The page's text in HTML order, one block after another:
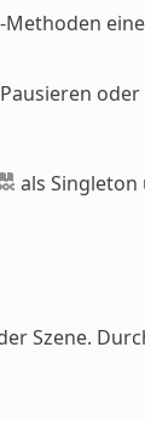
oder
als Singleton
Szene.